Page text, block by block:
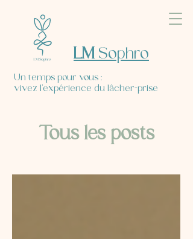
LM Sophro
Un temps pour vous :
vivez l’expérience du lâcher-prise
Tous les posts